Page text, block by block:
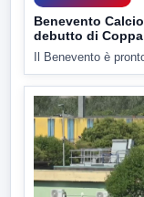
Benevento
debutto di
Il Benevento è